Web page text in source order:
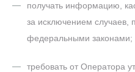
получать информацию,
за исключением случаев,
федеральными законами;
требовать от Оператора